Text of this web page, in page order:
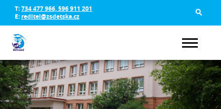
T:734 477 966, 596 911 201
E: reditel@zsdetska.cz